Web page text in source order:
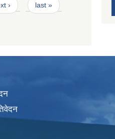
› last »